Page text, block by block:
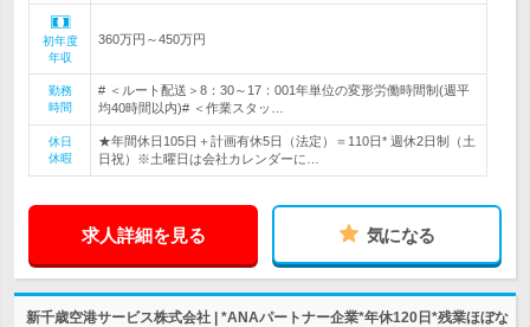
初年度
年収
360万円～450万円
勤務
時間
# ＜ルート配送＞8：30～17：001年単位の変形労働時間制(週平
均40時間以内)# ＜作業スタッ…
休日
休暇
★年間休日105日＋計画有休5日（法定）＝110日* 週休2日制（土
日祝）※土曜日は会社カレンダーに…
求人詳細を見る 気になる
新千歳空港サービス株式会社 | *ANAパートナー企業*年休120日*残業ほぼな